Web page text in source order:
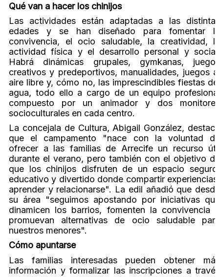
Qué van a hacer los chinijos
Las actividades están adaptadas a las
edades y se han diseñado para fomentar
convivencia, el ocio saludable, la creatividad,
actividad física y el desarrollo personal y
Habrá dinámicas grupales, gymkanas,
creativos y predeportivos, manualidades, juegos
aire libre y, cómo no, las imprescindibles fiestas
agua, todo ello a cargo de un equipo
compuesto por un animador y dos
socioculturales en cada centro.
La concejala de Cultura, Abigail González,
que el campamento "nace con la voluntad
ofrecer a las familias de Arrecife un recurso
durante el verano, pero también con el objetivo
que los chinijos disfruten de un espacio
educativo y divertido donde compartir
aprender y relacionarse". La edil añadió que
su área "seguimos apostando por iniciativas
dinamicen los barrios, fomenten la convivencia
promuevan alternativas de ocio saludable
nuestros menores".
Cómo apuntarse
Las familias interesadas pueden obtener
información y formalizar las inscripciones a